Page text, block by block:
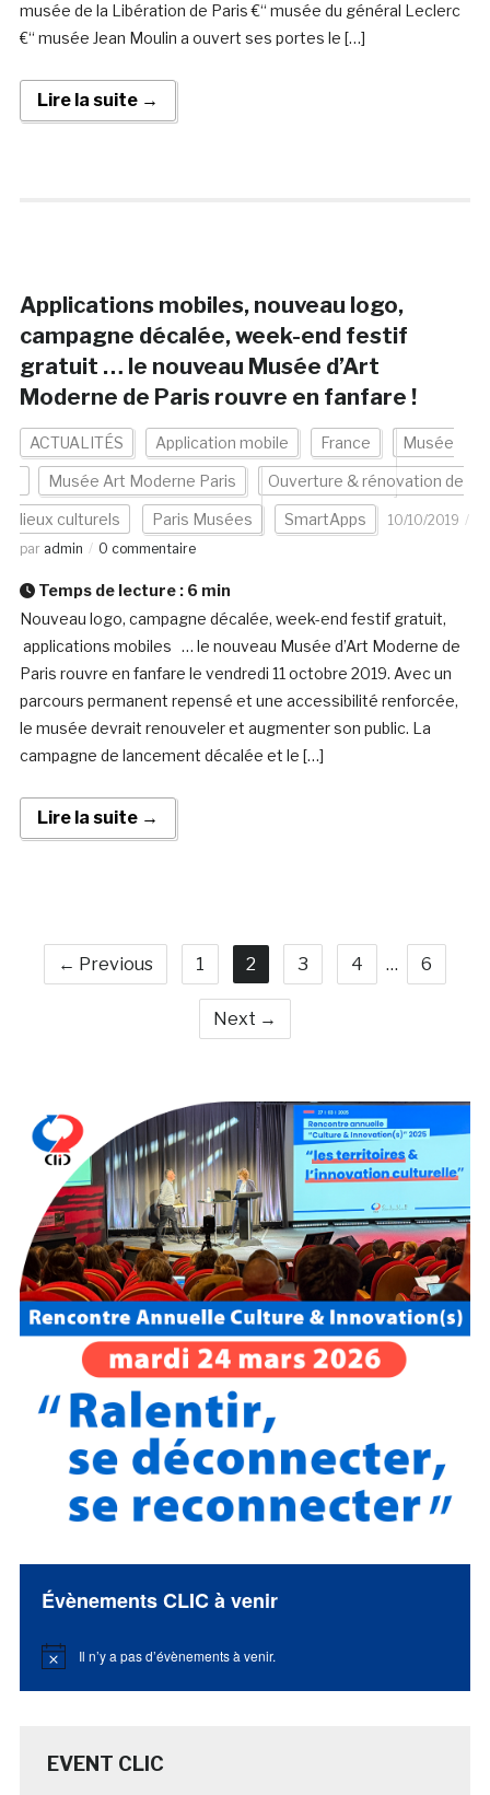
musée de la Libération de Paris €“ musée du général Leclerc
€“ musée Jean Moulin a ouvert ses portes le […]
Lire la suite →
Applications mobiles, nouveau logo,
campagne décalée, week-end festif
gratuit … le nouveau Musée d’Art
Moderne de Paris rouvre en fanfare !
ACTUALITÉS Application mobile France Musée
Musée Art Moderne Paris Ouverture & rénovation de
lieux culturels Paris Musées SmartApps
10/10/2019
par admin 0 commentaire
Temps de lecture : 6 min
Nouveau logo, campagne décalée, week-end festif gratuit,
applications mobiles … le nouveau Musée d’Art Moderne de
Paris rouvre en fanfare le vendredi 11 octobre 2019. Avec un
parcours permanent repensé et une accessibilité renforcée,
le musée devrait renouveler et augmenter son public. La
campagne de lancement décalée et le […]
Lire la suite →
← Previous 1 2 3 4 … 6
Next →
Évènements CLIC à venir
Notice Il n’y a pas d’évènements à venir.
EVENT CLIC